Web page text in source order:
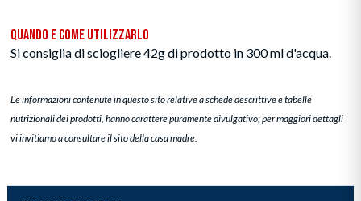
Quando e Come Utilizzarlo
Si consiglia di sciogliere 42g di prodotto in 300 ml d'acqua.
Le informazioni contenute in questo sito relative a schede descrittive e tabelle
nutrizionali dei prodotti, hanno carattere puramente divulgativo; per maggiori dettagli
vi invitiamo a consultare il sito della casa madre.